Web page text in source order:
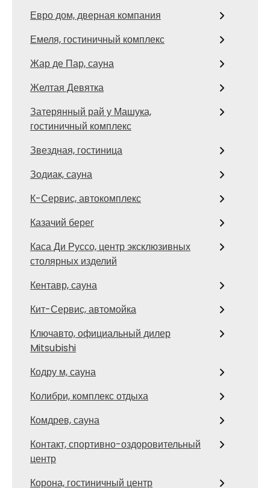
Евро дом, дверная компания
Емеля, гостиничный комплекс
Жар де Пар, сауна
Желтая Девятка
Затерянный рай у Машука,
гостиничный комплекс
Звездная, гостиница
Зодиак, сауна
К-Сервис, автокомплекс
Казачий берег
Каса Ди Руссо, центр эксклюзивных
столярных изделий
Кентавр, сауна
Кит-Сервис, автомойка
Ключавто, официальный дилер
Mitsubishi
Кодру м, сауна
Колибри, комплекс отдыха
Комдрев, сауна
Контакт, спортивно-оздоровительный
центр
Корона, гостиничный центр